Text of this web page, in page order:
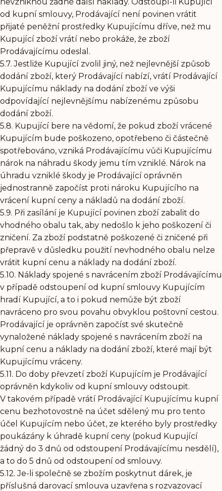
od kupní smlouvy, Prodávající není povinen vrátit
přijaté peněžní prostředky Kupujícímu dříve, než mu
Kupující zboží vrátí nebo prokáže, že zboží
Prodávajícímu odeslal.
5.7. Jestliže Kupující zvolil jiný, než nejlevnější způsob
dodání zboží, který Prodávající nabízí, vrátí Prodávající
Kupujícímu náklady na dodání zboží ve výši
odpovídající nejlevnějšímu nabízenému způsobu
dodání zboží.
5.8. Kupující bere na vědomí, že pokud zboží vrácené
Kupujícím bude poškozeno, opotřebeno či částečně
spotřebováno, vzniká Prodávajícímu vůči Kupujícímu
nárok na náhradu škody jemu tím vzniklé. Nárok na
úhradu vzniklé škody je Prodávající oprávněn
jednostranně započíst proti nároku Kupujícího na
vrácení kupní ceny a nákladů na dodání zboží.
5.9. Při zasílání je Kupující povinen zboží zabalit do
vhodného obalu tak, aby nedošlo k jeho poškození či
zničení. Za zboží podstatně poškozené či zničené při
přepravě v důsledku použití nevhodného obalu nelze
vrátit kupní cenu a náklady na dodání zboží.
5.10. Náklady spojené s navrácením zboží Prodávajícímu
v případě odstoupení od kupní smlouvy Kupujícím
hradí Kupující, a to i pokud nemůže být zboží
navráceno pro svou povahu obvyklou poštovní cestou.
Prodávající je oprávněn započíst své skutečně
vynaložené náklady spojené s navrácením zboží na
kupní cenu a náklady na dodání zboží, které mají být
Kupujícímu vráceny.
5.11. Do doby převzetí zboží Kupujícím je Prodávající
oprávněn kdykoliv od kupní smlouvy odstoupit.
V takovém případě vrátí Prodávající Kupujícímu kupní
cenu bezhotovostně na účet sdělený mu pro tento
účel Kupujícím nebo účet, ze kterého byly prostředky
poukázány k úhradě kupní ceny (pokud Kupující
žádný do 3 dnů od odstoupení Prodávajícímu nesdělí),
a to do 5 dnů od odstoupení od smlouvy.
5.12. Je-li společně se zbožím poskytnut dárek, je
příslušná darovací smlouva uzavřena s rozvazovací